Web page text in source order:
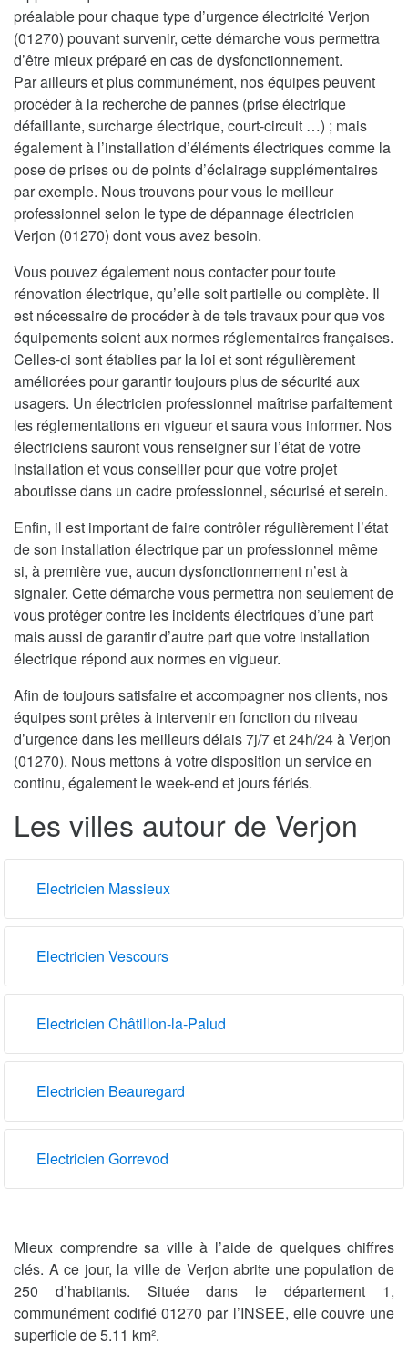
préalable pour chaque type d’urgence électricité Verjon
(01270) pouvant survenir, cette démarche vous permettra
d’être mieux préparé en cas de dysfonctionnement.
Par ailleurs et plus communément, nos équipes peuvent
procéder à la recherche de pannes (prise électrique
défaillante, surcharge électrique, court-circuit …) ; mais
également à l’installation d’éléments électriques comme la
pose de prises ou de points d’éclairage supplémentaires
par exemple. Nous trouvons pour vous le meilleur
professionnel selon le type de dépannage électricien
Verjon (01270) dont vous avez besoin.
Vous pouvez également nous contacter pour toute
rénovation électrique, qu’elle soit partielle ou complète. Il
est nécessaire de procéder à de tels travaux pour que vos
équipements soient aux normes réglementaires françaises.
Celles-ci sont établies par la loi et sont régulièrement
améliorées pour garantir toujours plus de sécurité aux
usagers. Un électricien professionnel maîtrise parfaitement
les réglementations en vigueur et saura vous informer. Nos
électriciens sauront vous renseigner sur l’état de votre
installation et vous conseiller pour que votre projet
aboutisse dans un cadre professionnel, sécurisé et serein.
Enfin, il est important de faire contrôler régulièrement l’état
de son installation électrique par un professionnel même
si, à première vue, aucun dysfonctionnement n’est à
signaler. Cette démarche vous permettra non seulement de
vous protéger contre les incidents électriques d’une part
mais aussi de garantir d’autre part que votre installation
électrique répond aux normes en vigueur.
Afin de toujours satisfaire et accompagner nos clients, nos
équipes sont prêtes à intervenir en fonction du niveau
d’urgence dans les meilleurs délais 7j/7 et 24h/24 à Verjon
(01270). Nous mettons à votre disposition un service en
continu, également le week-end et jours fériés.
Les villes autour de Verjon
Electricien Massieux
Electricien Vescours
Electricien Châtillon-la-Palud
Electricien Beauregard
Electricien Gorrevod
Mieux comprendre sa ville à l’aide de quelques chiffres
clés. A ce jour, la ville de Verjon abrite une population de
250 d’habitants. Située dans le département 1,
communément codifié 01270 par l’INSEE, elle couvre une
superficie de 5.11 km².